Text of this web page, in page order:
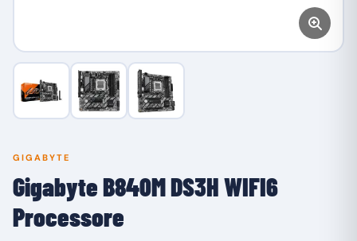
GIGABYTE
Gigabyte B840M DS3H WIFI6
Processore